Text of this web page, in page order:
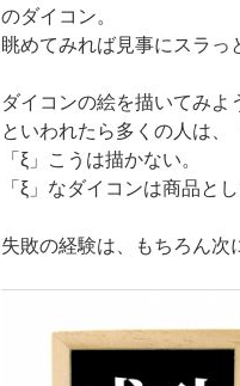
のダイコン。
眺めてみれば見事にスラっ
ダイコンの絵を描いてみよ
といわれたら多くの人は、
「ξ」こうは描かない。
「ξ」なダイコンは商品と
失敗の経験は、もちろん次